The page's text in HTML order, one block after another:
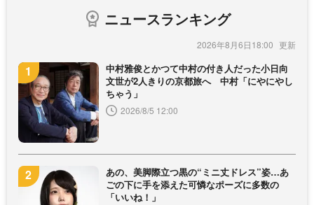
ニュースランキング
2026年8月6日18:00
中村雅俊とかつて中村の付き人だった小日向
文世が2人きりの京都旅へ 中村「にやにやし
ちゃう」
2026/8/5 12:00
あの、美脚際立つ黒の“ミニ丈ドレス”姿…あ
ごの下に手を添えた可憐なポーズに多数の
「いいね！」